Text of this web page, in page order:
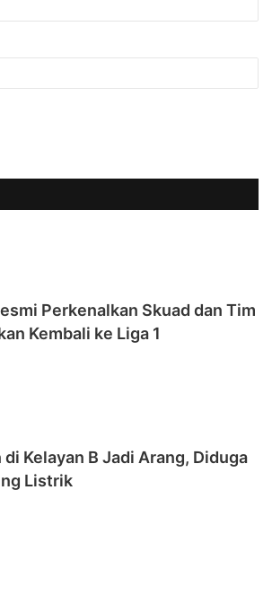
Perkenalkan Skuad dan Tim
Kembali ke Liga 1
di Kelayan B Jadi Arang, Diduga
Listrik